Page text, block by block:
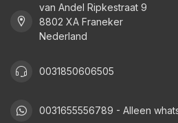
van Andel Ripkestraat 9
8802 XA Franeker
Nederland
0031850606505
0031655556789 - Alleen